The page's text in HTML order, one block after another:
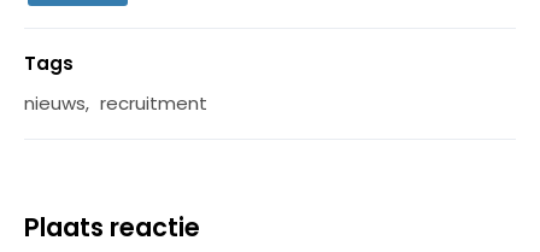
Tags
nieuws, recruitment
Plaats reactie